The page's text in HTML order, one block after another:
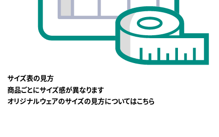
サイズ表の見方
商品ごとにサイズ感が異なります
オリジナルウェアのサイズの見方についてはこちら